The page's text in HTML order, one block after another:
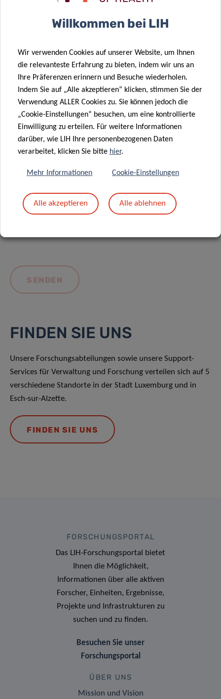
Nachricht
Mit dem Absenden Ihrer Nachricht erklären Sie
sich einverstanden mit
die LIH-
FINDEN SIE UNS
Unsere Forschungsabteilungen sowie unsere Support-
Services für Verwaltung und Forschung verteilen sich auf 5
verschiedene Standorte in der Stadt Luxemburg und in
Esch-sur-Alzette.
FINDEN SIE UNS
FORSCHUNGSPORTAL
Das LIH-Forschungsportal bietet
Ihnen die Möglichkeit,
Informationen über alle aktiven
Forscher, Einheiten, Ergebnisse,
Projekte und Infrastrukturen zu
suchen und zu finden.
Besuchen Sie unser
Forschungsportal
ÜBER UNS
Mission und Vision
Willkommen bei LIH
Wir verwenden Cookies auf unserer Website, um Ihnen
die relevanteste Erfahrung zu bieten, indem wir uns an
Ihre Präferenzen erinnern und Besuche wiederholen.
Indem Sie auf „Alle akzeptieren“ klicken, stimmen Sie der
Verwendung ALLER Cookies zu. Sie können jedoch die
„Cookie-Einstellungen“ besuchen, um eine kontrollierte
Einwilligung zu erteilen. Für weitere Informationen
darüber, wie LIH Ihre personenbezogenen Daten
verarbeitet, klicken Sie bitte hier.
Mehr Informationen Cookie-Einstellungen
Alle akzeptieren Alle ablehnen